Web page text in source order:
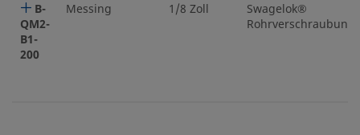
B-
QM2-
B1-
200
Messing 1/8 Zoll
Swagelok®
Rohrverschraubung